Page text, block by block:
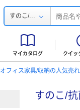
すのこ/...
マイカタログ クイッ
オフィス家具/収納の人気売
すのこ/